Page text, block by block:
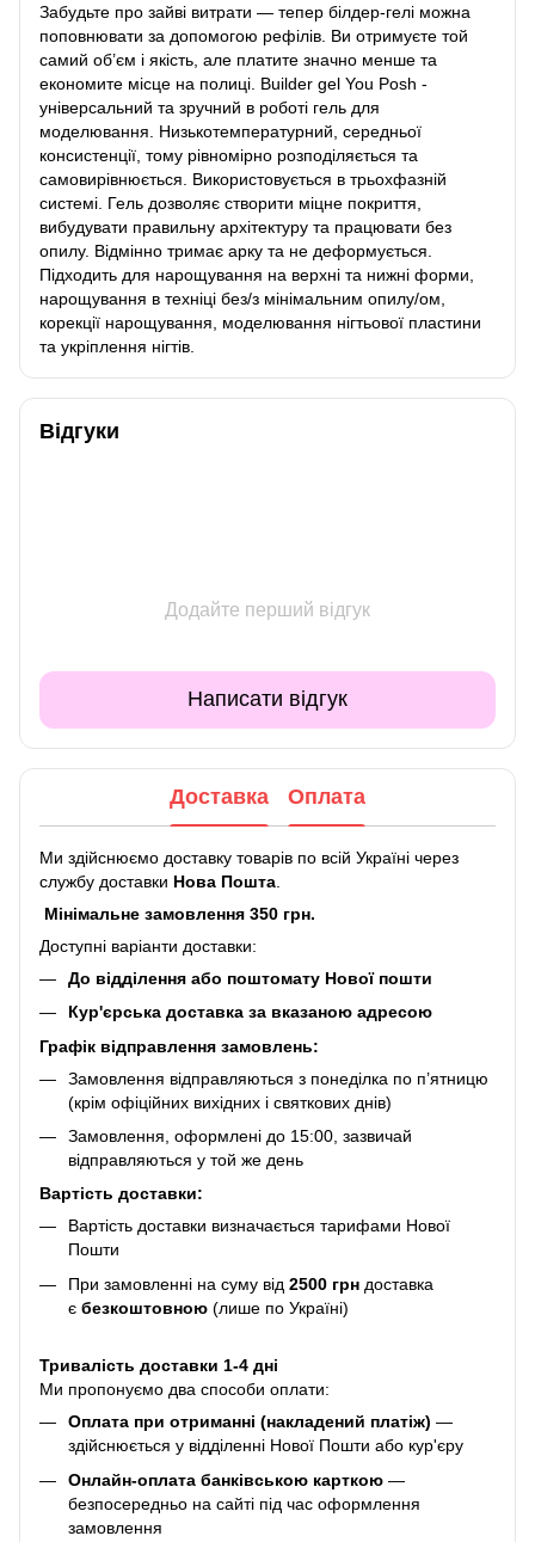
Забудьте про зайві витрати — тепер білдер-гелі можна
поповнювати за допомогою рефілів. Ви отримуєте той
самий об’єм і якість, але платите значно менше та
економите місце на полиці. Builder gel You Posh -
універсальний та зручний в роботі гель для
моделювання. Низькотемпературний, середньої
консистенції, тому рівномірно розподіляється та
самовирівнюється. Використовується в трьохфазній
системі. Гель дозволяє створити міцне покриття,
вибудувати правильну архітектуру та працювати без
опилу. Відмінно тримає арку та не деформується.
Підходить для нарощування на верхні та нижні форми,
нарощування в техніці без/з мінімальним опилу/ом,
корекції нарощування, моделювання нігтьової пластини
та укріплення нігтів.
Відгуки
Додайте перший відгук
Написати відгук
Доставка Оплата
Ми здійснюємо доставку товарів по всій Україні через
службу доставки Нова Пошта
Мінімальне замовлення 350 грн.
Доступні варіанти доставки:
До відділення або поштомату Нової пошти
Кур'єрська доставка за вказаною адресою
Графік відправлення замовлень:
Замовлення відправляються з понеділка по п’ятницю
(крім офіційних вихідних і святкових днів)
Замовлення, оформлені до 15:00, зазвичай
відправляються у той же день
Вартість доставки:
Вартість доставки визначається тарифами Нової
Пошти
При замовленні на суму від 2500 грн доставка
є безкоштовною (лише по Україні)
Тривалість доставки 1-4 дні
Ми пропонуємо два способи оплати:
Оплата при отриманні (накладений платіж) —
здійснюється у відділенні Нової Пошти або кур'єру
Онлайн-оплата банківською карткою —
безпосередньо на сайті під час оформлення
замовлення